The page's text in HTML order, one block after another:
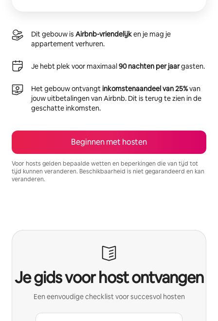
Dit gebouw is Airbnb-vriendelijken je mag je
appartement verhuren.
Je hebt plek voor maximaal90 nachten per jaargasten.
Het gebouw ontvangtinkomstenaandeel van 25%van
jouw uitbetalingen van Airbnb. Dit is terug te zien in de
geschatte inkomsten.
Beginnen met hosten
Voor hosts gelden bepaalde wetten en beperkingen die van tijd tot
tijd kunnen veranderen. Beschikbaarheid is niet gegarandeerd en kan
veranderen.
Je gids voor host ontvangen
Een eenvoudige checklist voor succesvol hosten